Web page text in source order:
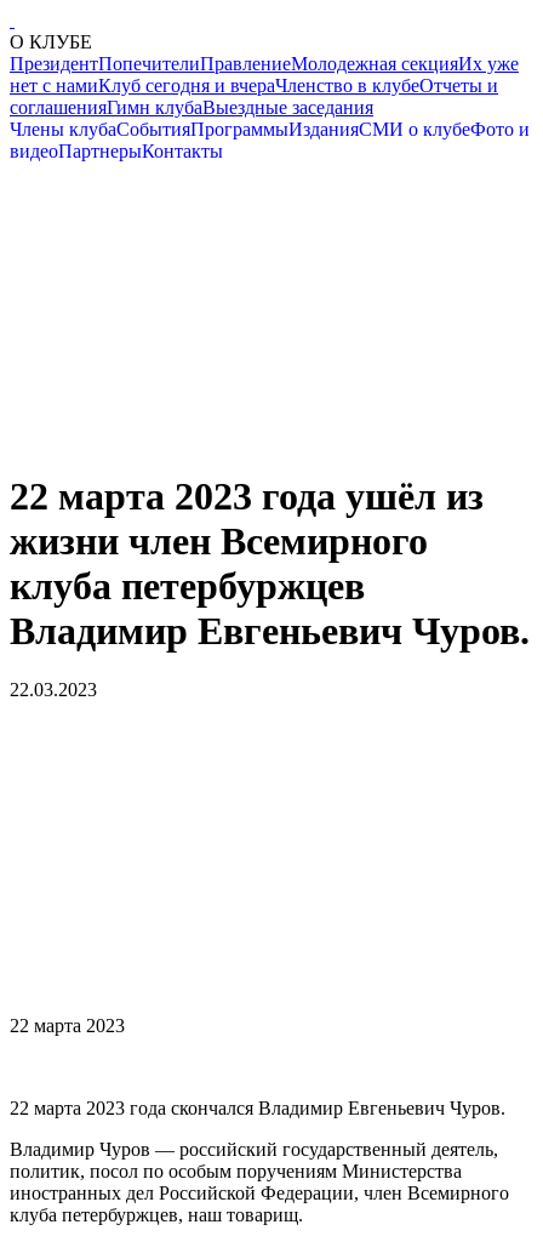
О КЛУБЕ
ПрезидентПопечителиПравлениеМолодежная секцияИх уже
нет с намиКлуб сегодня и вчераЧленство в клубеОтчеты и
соглашенияГимн клубаВыездные заседания
Члены клубаСобытияПрограммыИзданияСМИ о клубеФото и
видеоПартнерыКонтакты
22 марта 2023 года ушёл из
жизни член Всемирного
клуба петербуржцев
Владимир Евгеньевич Чуров.
22.03.2023
22 марта 2023
22 марта 2023 года скончался Владимир Евгеньевич Чуров.
Владимир Чуров — российский государственный деятель,
политик, посол по особым поручениям Министерства
иностранных дел Российской Федерации, член Всемирного
клуба петербуржцев, наш товарищ.